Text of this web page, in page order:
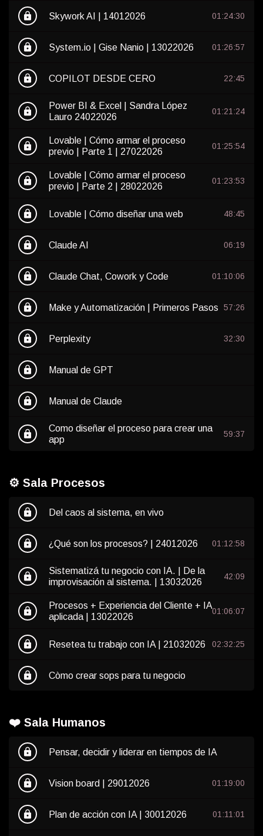
lock Skywork AI | 14012026 01:24:30
lock System.io | Gise Nanio | 13022026 01:26:57
lock COPILOT DESDE CERO 22:45
lock
Power BI & Excel | Sandra López
Lauro 24022026
01:21:24
lock
Lovable | Cómo armar el proceso
previo | Parte 1 | 27022026
01:25:54
lock
Lovable | Cómo armar el proceso
previo | Parte 2 | 28022026
01:23:53
lock Lovable | Cómo diseñar una web 48:45
lock Claude AI 06:19
lock Claude Chat, Cowork y Code 01:10:06
lock Make y Automatización | Primeros Pasos 57:26
lock Perplexity 32:30
lock Manual de GPT
lock Manual de Claude
lock
Como diseñar el proceso para crear una
app
59:37
⚙️ Sala Procesos
lock Del caos al sistema, en vivo
lock ¿Qué son los procesos? | 24012026 01:12:58
lock
Sistematizá tu negocio con IA. | De la
improvisación al sistema. | 13032026
42:09
lock
Procesos + Experiencia del Cliente + IA
aplicada | 13022026
01:06:07
lock Resetea tu trabajo con IA | 21032026 02:32:25
lock Còmo crear sops para tu negocio
❤️ Sala Humanos
lock Pensar, decidir y liderar en tiempos de IA
lock Vision board | 29012026 01:19:00
lock Plan de acción con IA | 30012026 01:11:01